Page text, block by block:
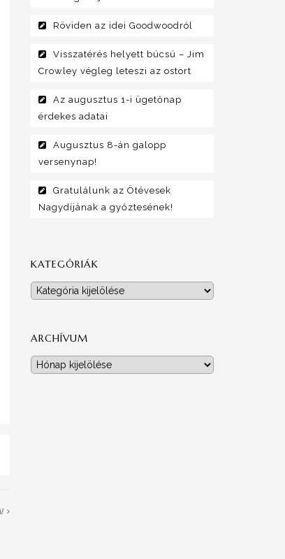
Röviden az idei Goodwoodról
Visszatérés helyett búcsú – Jim
Crowley végleg leteszi az ostort
Az augusztus 1-i ügetőnap
érdekes adatai
Augusztus 8-án galopp
versenynap!
Gratulálunk az Ötévesek
Nagydíjának a győztesének!
KATEGÓRIÁK
Kategóriák
ARCHÍVUM
Archívum